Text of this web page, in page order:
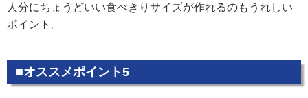
人分にちょうどいい食べきりサイズが作れるのもうれしい
ポイント。
■オススメポイント5